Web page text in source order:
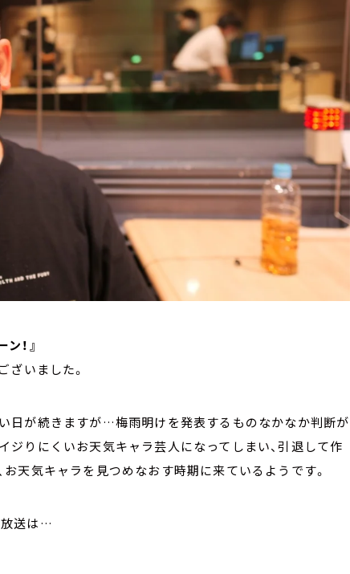
！』
いました。
日が続きますが…梅雨明けを発表するものなかなか判断が
ジりにくいお天気キャラ芸人になってしまい、引退して作
天気キャラを見つめなおす時期に来ているようです。
放送は…